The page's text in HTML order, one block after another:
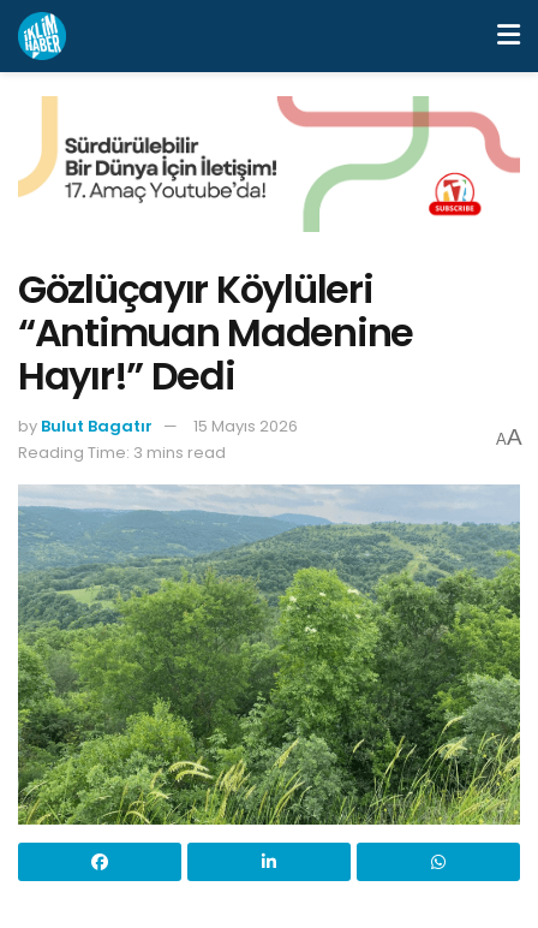
Gözlüçayır Köylüleri
“Antimuan Madenine
Hayır!” Dedi
by Bulut Bagatır
15 Mayıs 2026
Reading Time: 3 mins read
AA